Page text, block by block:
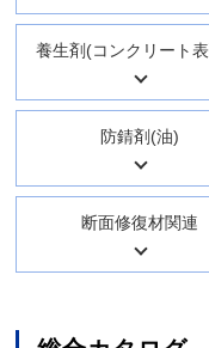
養生剤(コンクリート表
防錆剤(油)
断面修復材関連